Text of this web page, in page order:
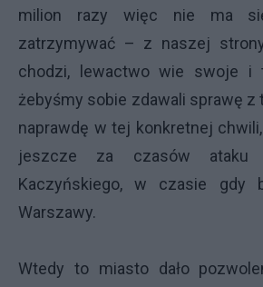
milion razy więc nie ma
zatrzymywać – z naszej
chodzi, lewactwo wie swoje i
żebyśmy sobie zdawali sprawę z
naprawdę w tej konkretnej
jeszcze za czasów
Kaczyńskiego, w czasie gdy
Warszawy.
Wtedy to miasto dało